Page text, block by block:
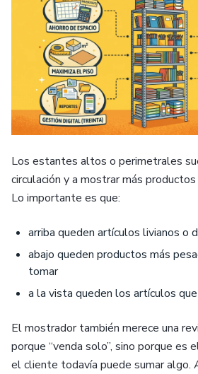
Los estantes altos o perimetrales
circulación y a mostrar más
Lo importante es que:
arriba queden artículos livianos o
abajo queden productos más
tomar
a la vista queden los artículos
El mostrador también merece una
porque “venda solo”, sino porque es
el cliente todavía puede sumar algo.